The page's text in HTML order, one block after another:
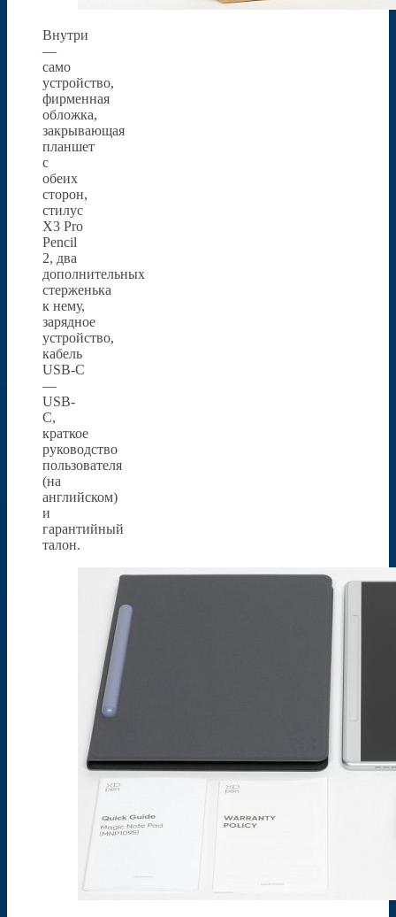
Внутри
—
само
устройство,
фирменная
обложка,
закрывающая
планшет
с
обеих
сторон,
стилус
X3 Pro
Pencil
2, два
дополнительных
стерженька
к нему,
зарядное
устройство,
кабель
USB-C
—
USB-
C,
краткое
руководство
пользователя
(на
английском)
и
гарантийный
талон.